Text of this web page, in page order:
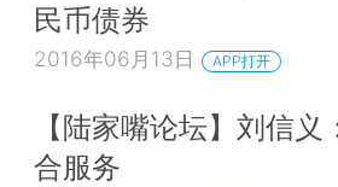
民币债券
2016年06月13日 APP打开
【陆家嘴论坛】刘信
合服务